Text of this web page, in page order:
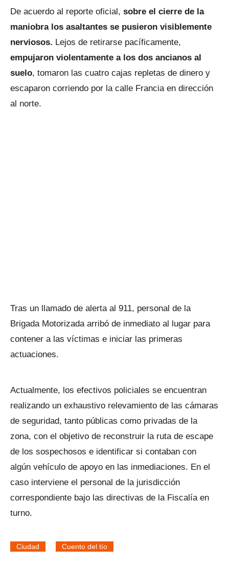
De acuerdo al reporte oficial, sobre el cierre de la
maniobra los asaltantes se pusieron visiblemente
nerviosos. Lejos de retirarse pacíficamente,
empujaron violentamente a los dos ancianos al
suelo, tomaron las cuatro cajas repletas de dinero y
escaparon corriendo por la calle Francia en dirección
al norte.
Tras un llamado de alerta al 911, personal de la
Brigada Motorizada arribó de inmediato al lugar para
contener a las víctimas e iniciar las primeras
actuaciones.
Actualmente, los efectivos policiales se encuentran
realizando un exhaustivo relevamiento de las cámaras
de seguridad, tanto públicas como privadas de la
zona, con el objetivo de reconstruir la ruta de escape
de los sospechosos e identificar si contaban con
algún vehículo de apoyo en las inmediaciones. En el
caso interviene el personal de la jurisdicción
correspondiente bajo las directivas de la Fiscalía en
turno.
Ciudad Cuento del tío